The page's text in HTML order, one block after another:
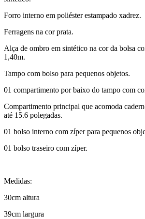
Forro interno em poliéster estampado xadrez.
Ferragens na cor prata.
Alça de ombro em sintético na cor da bolsa
1,40m.
Tampo com bolso para pequenos objetos.
01 compartimento por baixo do tampo com
Compartimento principal que acomoda
até 15.6 polegadas.
01 bolso interno com zíper para pequenos
01 bolso traseiro com zíper.
Medidas:
30cm altura
39cm largura